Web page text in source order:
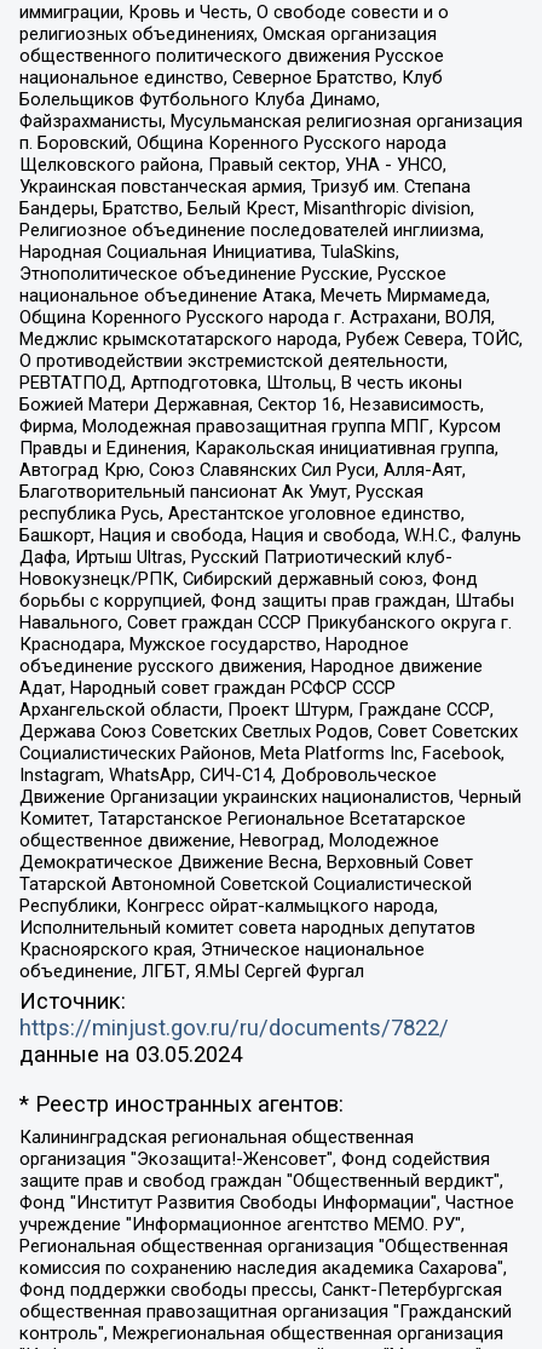
иммиграции, Кровь и Честь, О свободе совести и о
религиозных объединениях, Омская организация
общественного политического движения Русское
национальное единство, Северное Братство, Клуб
Болельщиков Футбольного Клуба Динамо,
Файзрахманисты, Мусульманская религиозная организация
п. Боровский, Община Коренного Русского народа
Щелковского района, Правый сектор, УНА - УНСО,
Украинская повстанческая армия, Тризуб им. Степана
Бандеры, Братство, Белый Крест, Misanthropic division,
Религиозное объединение последователей инглиизма,
Народная Социальная Инициатива, TulaSkins,
Этнополитическое объединение Русские, Русское
национальное объединение Атака, Мечеть Мирмамеда,
Община Коренного Русского народа г. Астрахани, ВОЛЯ,
Меджлис крымскотатарского народа, Рубеж Севера, ТОЙС,
О противодействии экстремистской деятельности,
РЕВТАТПОД, Артподготовка, Штольц, В честь иконы
Божией Матери Державная, Сектор 16, Независимость,
Фирма, Молодежная правозащитная группа МПГ, Курсом
Правды и Единения, Каракольская инициативная группа,
Автоград Крю, Союз Славянских Сил Руси, Алля-Аят,
Благотворительный пансионат Ак Умут, Русская
республика Русь, Арестантское уголовное единство,
Башкорт, Нация и свобода, Нация и свобода, W.H.С., Фалунь
Дафа, Иртыш Ultras, Русский Патриотический клуб-
Новокузнецк/РПК, Сибирский державный союз, Фонд
борьбы с коррупцией, Фонд защиты прав граждан, Штабы
Навального, Совет граждан СССР Прикубанского округа г.
Краснодара, Мужское государство, Народное
объединение русского движения, Народное движение
Адат, Народный совет граждан РСФСР СССР
Архангельской области, Проект Штурм, Граждане СССР,
Держава Союз Советских Светлых Родов, Совет Советских
Социалистических Районов, Meta Platforms Inc, Facebook,
Instagram, WhatsApp, СИЧ-С14, Добровольческое
Движение Организации украинских националистов, Черный
Комитет, Татарстанское Региональное Всетатарское
общественное движение, Невоград, Молодежное
Демократическое Движение Весна, Верховный Совет
Татарской Автономной Советской Социалистической
Республики, Конгресс ойрат-калмыцкого народа,
Исполнительный комитет совета народных депутатов
Красноярского края, Этническое национальное
объединение, ЛГБТ, Я.МЫ Сергей Фургал
Источник:
https://minjust.gov.ru/ru/documents/7822/
данные на 03.05.2024
* Реестр иностранных агентов:
Калининградская региональная общественная организация "Экозащита!-Женсовет", Фонд содействия защите прав и свобод граждан "Общественный вердикт", Фонд "Институт Развития Свободы Информации", Частное учреждение "Информационное агентство МЕМО. РУ", Региональная общественная организация "Общественная комиссия по сохранению наследия академика Сахарова", Фонд поддержки свободы прессы, Санкт-Петербургская общественная правозащитная организация "Гражданский контроль", Межрегиональная общественная организация "Информационно-просветительский центр "Мемориал", Региональный Фонд "Центр Защиты Прав Средств Массовой Информации", с 05.12.2023 Фонд "Центр Защиты Прав Средств массовой информации", Региональная общественная благотворительная организация помощи беженцам и мигрантам "Гражданское содействие", Негосударственное образовательное учреждение дополнительного профессионального образования (повышение квалификации) специалистов "АКАДЕМИЯ ПО ПРАВАМ ЧЕЛОВЕКА", Свердловская региональная общественная организация "Сутяжник", Автономная некоммерческая организация "Центр независимых социологических исследований", Союз общественных объединений "Российский исследовательский центр по правам человека", Региональное общественное учреждение научно-информационный центр "МЕМОРИАЛ", Некоммерческая организация "Фонд защиты гласности", Автономная некоммерческая организация "Институт прав человека", Городская общественная организация "Екатеринбургское общество "МЕМОРИАЛ", Городская общественная организация "Рязанское историко-просветительское и правозащитное общество "Мемориал" (Рязанский Мемориал), Челябинский региональный орган общественной самодеятельности – женское общественное объединение "Женщины Евразии", Челябинский региональный орган общественной самодеятельности "Уральская правозащитная группа", Фонд содействия защите здоровья и социальной справедливости имени Андрея Рылькова, Автономная Некоммерческая Организация "Аналитический Центр Юрия Левады", Автономная некоммерческая организация социальной поддержки населения "Проект Апрель", Региональная общественная организация помощи женщинам и детям, находящимся в кризисной ситуации "Информационно-методический центр "Анна", Фонд содействия развитию массовых коммуникаций и правовому просвещению "Так-так-Так", Фонд содействия устойчивому развитию "Серебряная тайга", Свердловский региональный общественный фонд социальных проектов "Новое время", "Idel.Реалии", Кавказ.Реалии, Крым.Реалии, Телеканал Настоящее Время, Татаро-башкирская служба Радио Свобода (Azatliq Radiosi), Радио Свободная Европа/Радио Свобода (PCE/PC), "Сибирь.Реалии", "Фактограф", Благотворительный фонд помощи осужденным и их семьям, Автономная некоммерческая организация "Институт глобализации и социальных движений", Фонд "В защиту прав заключенных", Частное учреждение "Центр поддержки и содействия развитию средств массовой информации", Пензенский региональный общественный благотворительный фонд "Гражданский союз", "Север.Реалии", Некоммерческая организация Фонд "Правовая инициатива", Общество с ограниченной ответственностью "Радио Свободная Европа/Радио Свобода", Чешское информационное агентство "MEDIUM-ORIENT", Красноярская региональная общественная организация "Мы против СПИДа", Камалягин Денис Николаевич, Маркелов Сергей Евгеньевич, Пономарев Лев Александрович, Савицкая Людмила Алексеевна, Автономная некоммерческая организация "Центр по работе с проблемой насилия "НАСИЛИЮ.НЕТ", Межрегиональный профессиональный союз работников здравоохранения "Альянс врачей", Юридическое лицо, зарегистрированное в Латвийской Республике, SIA "Medusa Project" (регистрационный номер 40103797863, дата регистрации 10.06.2014), Некоммерческая организация "Фонд по борьбе с коррупцией", Автономная некоммерческая организация "Институт права и публичной политики", Баданин Роман Сергеевич, Гликин Максим Александрович, Железнова Мария Михайловна, Лукьянова Юлия Сергеевна, Маетная Елизавета Витальевна, Маняхин Петр Борисович, Чуракова Ольга Владимировна, Ярош Юлия Петровна, Юридическое лицо "The Insider SIA", зарегистрированное в Риге, Латвийская Республика (дата регистрации 26.06.2015), являющееся администратором доменного имени интернет-издания "The Insider SIA", https://theins.ru, Постернак Алексей Евгеньевич, Рубин Михаил Аркадьевич, Анин Роман Александрович, Юридическое лицо Istories fonds, зарегистрированное в Латвийской Республике (регистрационный номер 50008295751, дата регистрации 24.02.2020), Великовский Дмитрий Александрович, Долинина Ирина Николаевна, Мароховская Алеся Алексеевна, Шлейнов Роман Юрьевич, Шмагун Олеся Валентиновна, Общество с ограниченной ответственностью "Альтаир 2021", Общество с ограниченной ответственностью "Вега 2021", Общество с ограниченной ответственностью "Главный редактор 2021", Общество с ограниченной ответственностью "Ромашки монолит", Важенков Артем Валерьевич, Ивановская областная общественная организация "Центр гендерных исследований", Гурман Юрий Альбертович, Медиапроект "ОВД-Инфо", Егоров Владимир Владимирович, Жилинский Владимир Александрович, Общество с ограниченной ответственностью "ЗП", Иванова София Юрьевна, Карезина Инна Павловна, Кильтау Екатерина Викторовна, Петров Алексей Викторович, Пискунов Сергей Евгеньевич, Смирнов Сергей Сергеевич, Тихонов Михаил Сергеевич, Общество с ограниченной ответственностью "ЖУРНАЛИСТ-ИНОСТРАННЫЙ АГЕНТ", Арапова Галина Юрьевна, Вольтская Татьяна Анатольевна, Американская компания "Mason G.E.S. Anonymous Foundation" (США), являющаяся владельцем интернет-издания https://mnews.world/, Компания "Stichting Bellingcat", зарегистрированная в Нидерландах (дата регистрации 11.07.2018), Захаров Андрей Вячеславович, Клепиковская Екатерина Дмитриевна, Общество с ограниченной ответственностью "МЕМО", Перл Роман Александрович, Симонов Евгений Алексеевич, Соловьева Елена Анатольевна, Сотников Даниил Владимирович, Сурначева Елизавета Дмитриевна, Автономная некоммерческая организация по защите прав человека и информированию населения "Якутия – Наше Мнение", Общество с ограниченной ответственностью "Москоу диджитал медиа", с 26.01.2023 Общество с ограниченной ответственностью "Чайка Белые сады", Ветошкина Валерия Валерьевна, Заговора Максим Александрович, Межрегиональное общественное движение "Российская ЛГБТ - сеть", Оленичев Максим Владимирович, Павлов Иван Юрьевич, Скворцова Елена Сергеевна, Общество с ограниченной ответственностью "Как бы инагент", Кочетков Игорь Викторович, Общество с ограниченной ответственностью "Честные выборы", Еланчик Олег Александрович, Общество с ограниченной ответственностью "Нобелевский призыв", Гималова Регина Эмилевна, Григорьев Андрей Валерьевич, Григорьева Алина Александровна, Ассоциация по содействию защите прав призывников, альтернативнослужащих и военнослужащих "Правозащитная группа "Гражданин.Армия.Право", Хисамова Регина Фаритовна, Автономная некоммерческая организация по реализации социально-правовых программ "Лилит", Дальневосточное общественное движение "Маяк", Санкт-Петербургская ЛГБТ-инициативная группа "Выход", Инициативная группа ЛГБТ+ "Реверс", Алексеев Андрей Викторович, Бекбулатова Таисия Львовна, Беляев Иван Михайлович, Владыкина Елена Сергеевна, Гельман Марат Александрович, Никульшина Вероника Юрьевна, Толоконникова Надежда Андреевна, Шендерович Виктор Анатольевич, Общество с ограниченной ответственностью "Данное сообщение", Общество с ограниченной ответственностью Издательский дом "Новая глава", Айнбиндер Александра Александровна, Московский комьюнити-центр для ЛГБТ+инициатив, Благотворительный фонд развития филантропии, Deutsche Welle (Германия, Kurt-Schumacher-Strasse 3, 53113 Bonn), Борзунова Мария Михайловна, Воробьев Виктор Викторович, Голубева Анна Львовна, Константинова Алла Михайловна, Малкова Ирина Владимировна, Мурадов Мурад Абдулгалимович, Осетинская Елизавета Николаевна, Понасенков Евгений Николаевич, Ганапольский Матвей Юрьевич, Киселев Евгений Алексеевич, Борухович Ирина Григорьевна, Дремин Иван Тимофеевич, Дубровский Дмитрий Викторович, Красноярская региональная общественная организация поддержки и развития альтернативных образовательных технологий и межкультурных коммуникаций "ИНТЕРРА", Маяковская Екатерина Алексеевна, Фейгин Марк Захарович, Филимонов Андрей Викторович, Дзугкоева Регина Николаевна, Доброхотов Роман Александрович, Дудь Юрий Александрович, Елкин Сергей Владимирович, Кругликов Кирилл Игоревич, Сабунаева Мария Леонидовна, Семенов Алексей Владимирович, Шаинян Карен Багратович, Шульман Екатерина Михайловна, Асафьев Артур Валерьевич, Вахштайн Виктор Семенович, Венедиктов Алексей Алексеевич, Лушникова Екатерина Евгеньевна, Волков Леонид Михайлович, Невзоров Александр Глебович, Пархоменко Сергей Борисович, Сироткин Ярослав Николаевич, Кара-Мурза Владимир Владимирович, Баранова Наталья Владимировна, Гозман Леонид Яковлевич, Кагарлицкий Борис Юльевич, Климарев Михаил Валерьевич, Милов Владимир Станиславович, Автономная некоммерческая организация Краснодарский центр современного искусства "Типография", Моргенштерн Алишер Тагирович, Соболь Любовь Эдуардовна, Общество с ограниченной ответственностью "ЛИЗА НОРМ", Каспаров Гарри Кимович, Ходорковский Михаил Борисович, Общество с ограниченной ответственностью "Апрельские тезисы", Данилович Ирина Брониславовна, Кашин Олег Владимирович, Петров Николай Владимирович, Пивоваров Алексей Владимирович, Соколов Михаил Владимирович, Цветкова Юлия Владимировна, Чичваркин Евгений Александрович, Комитет против пыток/Команда против пыток, Общество с ограниченной ответственностью "Первый научный", Общество с ограниченной ответственностью "Вертолет и ко", Белоцерковская Вероника Борисовна, Кац Максим Евгеньевич, Лазарева Татьяна Юрьевна, Шаведдинов Руслан Табризович, Яшин Илья Валерьевич, Общество с ограниченной ответственностью "Иноагент ААВ", Алешковский Дмитрий Петрович, Альбац Евгения Марковна, Быков Дмитрий Львович, Галямина Юлия Евгеньевна, Лойко Сергей Леонидович, Мартынов Кирилл Константинович, Медведев Сергей Александрович, Крашенинников Федор Геннадиевич, Гордеева Катерина Вл